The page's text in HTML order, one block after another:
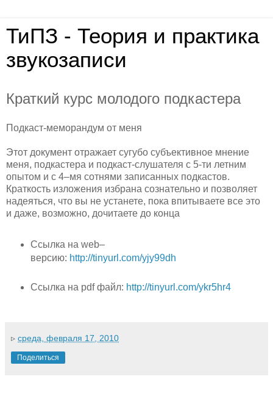
ТиПЗ - Теория и практика
звукозаписи
Краткий курс молодого подкастера
Подкаст-меморандум от меня
Этот документ отражает сугубо субъективное мнение
меня, подкастера и подкаст-слушателя с 5-ти летним
опытом и с 4–мя сотнями записанных подкастов.
Краткость изложения избрана сознательно и позволяет
надеяться, что вы не устанете, пока впитываете все это
и даже, возможно, дочитаете до конца
Ссылка на web–
версию: http://tinyurl.com/yjy99dh
Ссылка на pdf файл: http://tinyurl.com/ykr5hr4
▹ среда, февраля 17, 2010
Поделиться